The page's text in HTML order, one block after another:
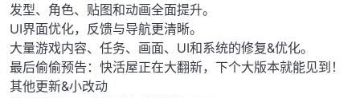
发型、角色、贴图和动画全面提升。
UI界面优化，反馈与导航更清晰。
大量游戏内容、任务、画面、UI和系统的修复&优化。
最后偷偷预告：快活屋正在大翻新，下个大版本就能见到！
其他更新&小改动